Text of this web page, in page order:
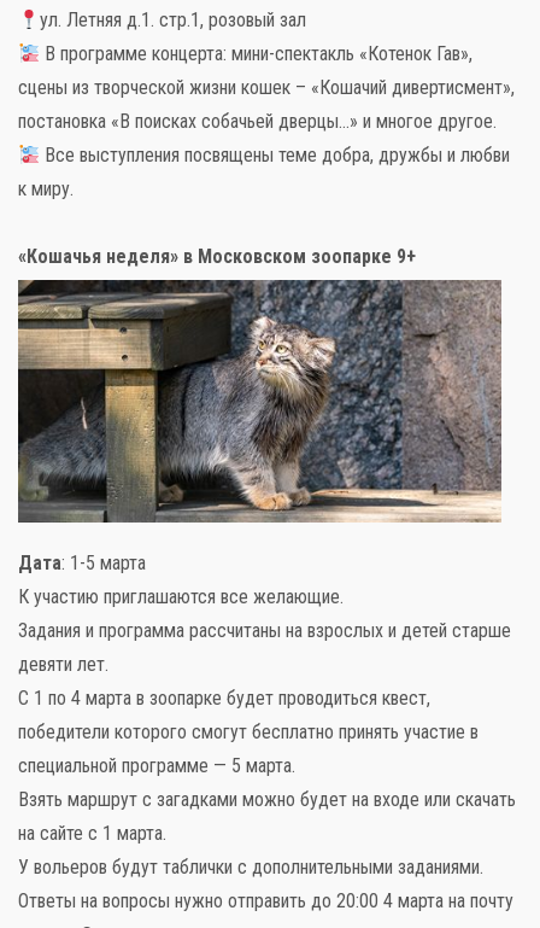
ул. Летняя д.1. стр.1, розовый зал
В программе концерта: мини-спектакль «Котенок Гав»,
сцены из творческой жизни кошек – «Кошачий дивертисмент»,
постановка «В поисках собачьей дверцы…» и многое другое.
Все выступления посвящены теме добра, дружбы и любви
к миру.
«Кошачья неделя» в Московском зоопарке 9+
Дата: 1-5 марта
К участию приглашаются все желающие.
Задания и программа рассчитаны на взрослых и детей старше
девяти лет.
С 1 по 4 марта в зоопарке будет проводиться квест,
победители которого смогут бесплатно принять участие в
специальной программе — 5 марта.
Взять маршрут с загадками можно будет на входе или скачать
на сайте с 1 марта.
У вольеров будут таблички с дополнительными заданиями.
Ответы на вопросы нужно отправить до 20:00 4 марта на почту